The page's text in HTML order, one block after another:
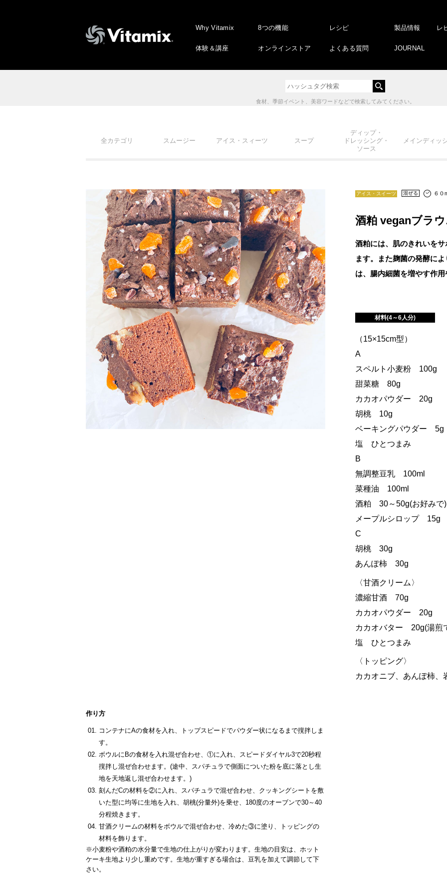
Why Vitamix
体験＆講座
8つの機能
オンラインストア
レシピ
よくある質問
製品情報
JOURNAL
レ
食材、季節イベント、美容ワードなどで検索してみてください。
全カテゴリ スムージー アイス・スィーツ スープ
ディップ・
ドレッシング・
ソース
メインディッ
アイス・スイーツ 混ぜる ６０
酒粕 veganブラ
酒粕には、肌のきれいを
ます。また麹菌の発酵に
は、腸内細菌を増やす作用
材料(4～6人分)
（15×15cm型）
A
スペルト小麦粉 100g
甜菜糖 80g
カカオパウダー 20g
胡桃 10g
ベーキングパウダー 5g
塩 ひとつまみ
B
無調整豆乳 100ml
菜種油 100ml
酒粕 30～50g(お好みで)
メープルシロップ 15g
C
胡桃 30g
あんぽ柿 30g
〈甘酒クリーム〉
濃縮甘酒 70g
カカオパウダー 20g
カカオバター 20g(湯煎
塩 ひとつまみ
〈トッピング〉
カカオニブ、あんぽ柿、
作り方
コンテナにAの食材を入れ、トップスピードでパウダー状になるまで撹拌しま
す。
ボウルにBの食材を入れ混ぜ合わせ、①に入れ、スピードダイヤル3で20秒程
撹拌し混ぜ合わせます。(途中、スパチュラで側面についた粉を底に落とし生
地を天地返し混ぜ合わせます。)
刻んだCの材料を②に入れ、スパチュラで混ぜ合わせ、クッキングシートを敷
いた型に均等に生地を入れ、胡桃(分量外)を乗せ、180度のオーブンで30～40
分程焼きます。
甘酒クリームの材料をボウルで混ぜ合わせ、冷めた③に塗り、トッピングの
材料を飾ります。
※小麦粉や酒粕の水分量で生地の仕上がりが変わります。生地の目安は、ホット
ケーキ生地より少し重めです。生地が重すぎる場合は、豆乳を加えて調節して下
さい。